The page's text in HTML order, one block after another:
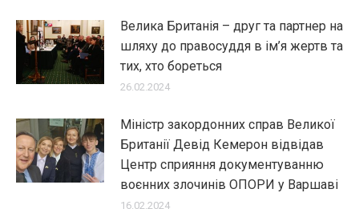
Велика Британія – друг та партнер на
шляху до правосуддя в ім’я жертв та
тих, хто бореться
26.02.2024
Міністр закордонних справ Великої
Британії Девід Кемерон відвідав
Центр сприяння документуванню
воєнних злочинів ОПОРИ у Варшаві
16.02.2024